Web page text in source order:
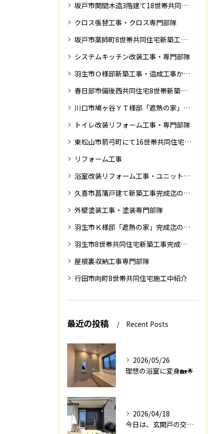
坂戸市関間木造3階建て18世帯共同住宅の完成迄紹介
クロス張替工事・クロス専門部隊
坂戸市薬師町8世帯共同住宅新築工事完成迄の紹介です
システムキッチン改装工事・専門部隊
羽生市Ｏ様邸新築工事・造成工事から住宅完成までの紹介
春日部市備後西共同住宅8世帯新築工事完成迄の紹介です。
川口市鳩ヶ谷ＹＴ様邸「遮熱の家」工事状況
トイレ改装リフォーム工事・専門部隊
東松山市箭弓町にて16世帯共同住宅新築工事完成迄の紹介です。
リフォーム工事
浴室改装リフォーム工事・ユニットバス専門部隊
久喜市菖蒲戸建て新築工事完成迄の紹介
外壁塗装工事・塗装専門部隊
羽生市Ｋ様邸「遮熱の家」完成迄の紹介です
羽生市8世帯共同住宅新築工事完成迄の紹介
屋根裏収納工事専門部隊
行田市向町8世帯共同住宅施工中紹介
最近の投稿 Recent Posts
2026/05/26
理想の浴室に変身🏡🌟
2026/04/18
今日は、玄関戸の交換工事をご紹介します🚪✨。